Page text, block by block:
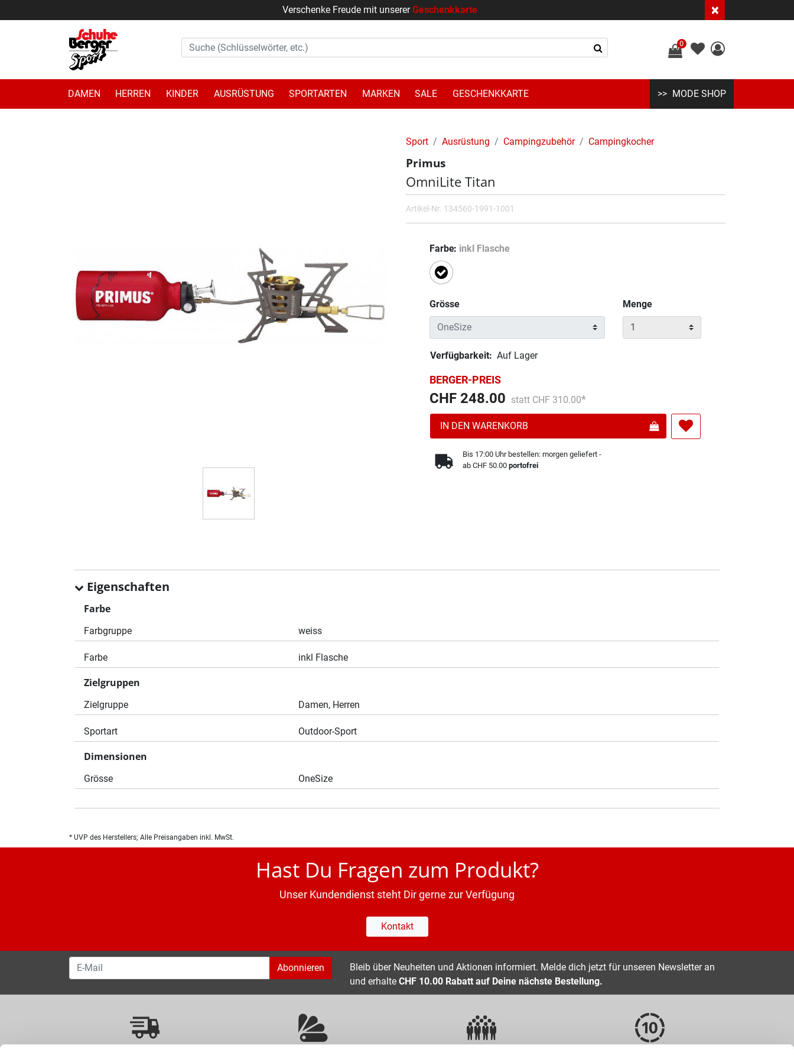
Verschenke Freude mit unsererGeschenkkarte ×
0
DAMEN HERREN KINDER AUSRÜSTUNG SPORTARTEN MARKEN SALE GESCHENKKARTE MODE SHOP
Sport Ausrüstung Campingzubehör Campingkocher
Primus
OmniLite Titan
Artikel-Nr. 134560-1991-1001
Farbe inkl Flasche
Grösse
Menge
Verfügbarkeit: Auf Lager
BERGER-PREIS
CHF 248.00 Preis reduziert von
statt CHF 310.00
An
IN DEN WARENKORB
Bis 17:00 Uhr bestellen: morgen geliefert -
ab CHF 50.00portofrei
Eigenschaften
Farbe
Farbgruppe weiss
Farbe inkl Flasche
Zielgruppen
Zielgruppe Damen, Herren
Sportart Outdoor-Sport
Dimensionen
Grösse OneSize
* UVP des Herstellers; Alle Preisangaben inkl. MwSt.
Hast Du Fragen zum Produkt?
Unser Kundendienst steht Dir gerne zur Verfügung
Kontakt
Abonnieren
Bleib über Neuheiten und Aktionen informiert. Melde dich jetzt für unseren Newsletter an
und erhalte CHF 10.00 Rabatt auf Deine nächste Bestellung.